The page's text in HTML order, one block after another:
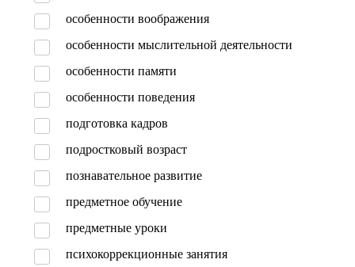
особенности воображения
особенности мыслительной деятельности
особенности памяти
особенности поведения
подготовка кадров
подростковый возраст
познавательное развитие
предметное обучение
предметные уроки
психокоррекционные занятия